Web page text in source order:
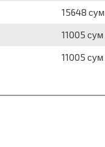
15648 сум
11005 сум
11005 сум